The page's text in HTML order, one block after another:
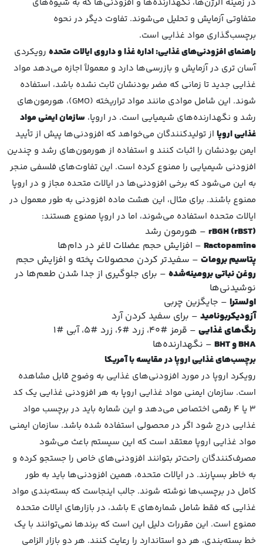
متفاوتی آزمایش و تحلیل می‌شوند. تفاوت دیگر در نحوه
برچسب‌گذاری مواد غذایی است.
راهنمای افزودنی‌های غذایی: اداره غذا و داروی ایالات متحده رویکردی
آسان تری در آزمایش و بازرسی‌ها دارد و معمولاً اجازه می‌دهد مواد
غذایی جدید تا زمانی که مضر بودنشان ثابت نشده باشد، استفاده
شوند. این شامل موادی مانند مواد تراریخته (GMO)، هورمون‌های
رشد و نگهدارنده‌های شیمیایی است. در اروپا، سازمان ایمنی مواد
غذایی اروپا از تولیدکنندگان می‌خواهد که افزودنی‌ها پیش از تأیید
ایمن بودنشان را اثبات کنند و استفاده از هورمون‌های رشد و چندین
افزودنی شیمیایی را ممنوع کرده است. این تفاوت‌های فلسفی منجر
به این می‌شود که برخی افزودنی‌ها در ایالات متحده مجاز و در اروپا
ممنوع باشند. برای مثال، این هشت ماده افزودنی به طور معمول در
ایالات متحده استفاده می‌شوند، اما در اروپا ممنوع هستند:
rBGH (rBST) – هورمون رشد
Ractopamine – افزایش حجم عضلات لاغر در دام‌ها
پتاسیم برومات – سفیدتر کردن محصولات پخته و افزایش حجم
روغن نباتی برومینه‌شده – برای جلوگیری از جدا شدن طعم‌ها در
نوشیدنی‌ها
اولسترا – جایگزین چربی
آزودیکربونامید – برای سفید کردن آرد
رنگ‌های غذایی – قرمز #40، زرد #6، زرد #5، آبی #1
BHAو – نگهدارنده‌ها
برچسب‌های غذایی اروپا در مقایسه با آمریکا
رویکرد اروپا در مورد افزودنی‌های غذایی به وضوح قابل مشاهده
است. سازمان ایمنی مواد غذایی اروپا به هر افزودنی غذایی یک کد
3 یا 4 رقمی اختصاص می‌دهد و این شماره باید در برچسب مواد
غذایی درج شود اگر در محصولی استفاده شده باشد. سازمان ایمنی
مواد غذایی اروپا معتقد است که این سیستم باعث می‌شود
مصرف‌کنندگان راحت‌تر بتوانند افزودنی‌های خاص را جستجو کرده و
به خاطر بسپارند. در ایالات متحده، همین افزودنی‌ها باید به طور
کامل در برچسب‌ها نوشته شوند. جالب اینجاست که بسته‌بندی مواد
غذایی که فقط شامل شماره‌های E باشد، در بازارهای ایالات متحده
ممنوع است. این مقررات دلیل این است که برندها نمی‌توانند با یک
خط بسته‌بندی، هر دو استاندارد را رعایت کنند. هر دو بازار الزامی